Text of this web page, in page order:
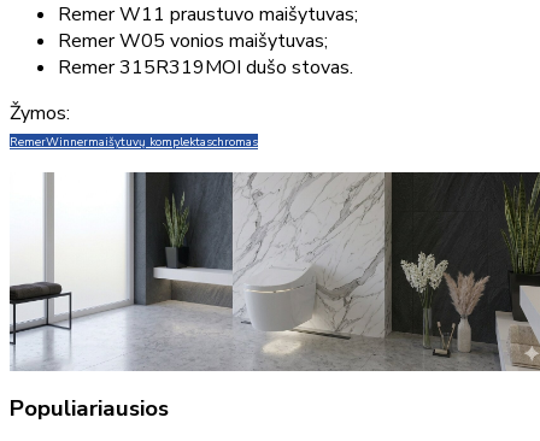
Remer W11 praustuvo maišytuvas;
Remer W05 vonios maišytuvas;
Remer 315R319MOI dušo stovas.
Žymos:
RemerWinnermaišytuvų komplektaschromas
Populiariausios